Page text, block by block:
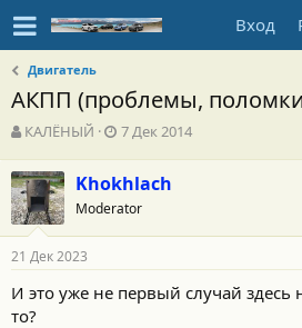
Вход
Двигатель
АКПП (проблемы,
А
т
о
р
т
е
м
ы
КАЛЁНЫЙ
Д
а
н
а
л
7 Дек 2014
Khokhlach
Moderator
21 Дек 2023
И это уже не первый случай
то?